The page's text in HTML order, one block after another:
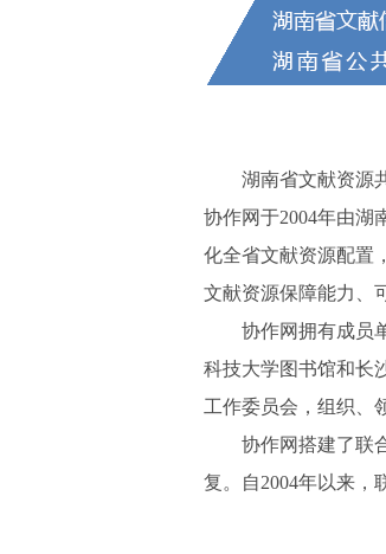
湖南省文献资源
协作网于2004年由湖
化全省文献资源配置
文献资源保障能力、
协作网拥有成员
科技大学图书馆和长
工作委员会，组织、
协作网搭建了联
复。自2004年以来，